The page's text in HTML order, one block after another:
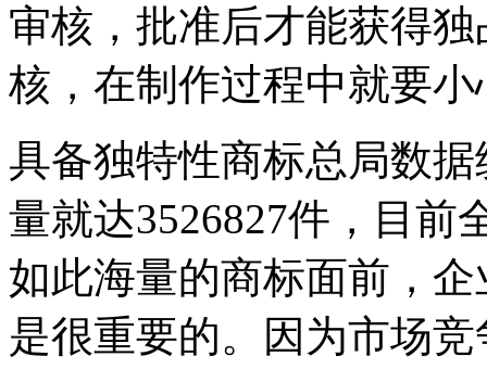
审核，批准后才能获得
核，在制作过程中就要
具备独特性商标总局数
量就达3526827件，目前
如此海量的商标面前，
是很重要的。因为市场